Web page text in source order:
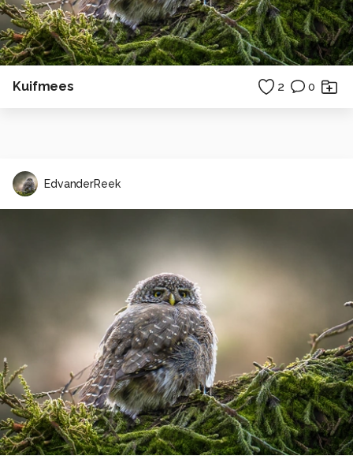
Kuifmees 2 0
EdvanderReek